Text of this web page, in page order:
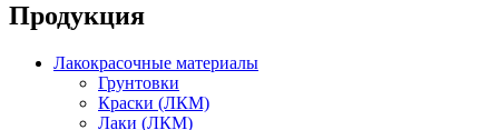
Продукция
Лакокрасочные материалы
Грунтовки
Краски (ЛКМ)
Лаки (ЛКМ)